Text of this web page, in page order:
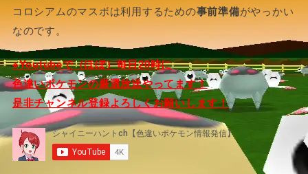
コロシアムのマスボは利用するための事前準備がやっかい
なのです。
※Youtubeで（ほぼ）毎日20時に
色違いポケモンの厳選放送やってます！
是非チャンネル登録よろしくお願いします！